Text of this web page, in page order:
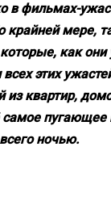
в фильмах-
крайней мере,
как
этих
из квартир,
пугающее
ночью.